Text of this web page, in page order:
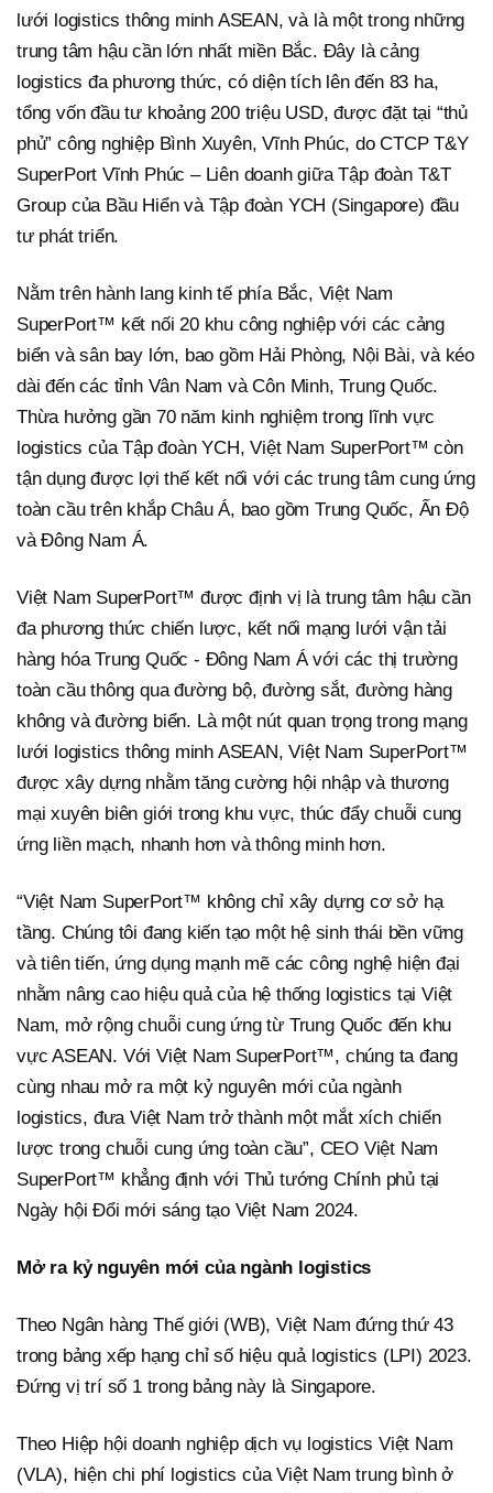
lưới logistics thông minh ASEAN, và là một trong những
trung tâm hậu cần lớn nhất miền Bắc. Đây là cảng
logistics đa phương thức, có diện tích lên đến 83 ha,
tổng vốn đầu tư khoảng 200 triệu USD, được đặt tại “thủ
phủ” công nghiệp Bình Xuyên, Vĩnh Phúc, do CTCP T&Y
SuperPort Vĩnh Phúc – Liên doanh giữa Tập đoàn T&T
Group của Bầu Hiển và Tập đoàn YCH (Singapore) đầu
tư phát triển.
Nằm trên hành lang kinh tế phía Bắc, Việt Nam
SuperPort™ kết nối 20 khu công nghiệp với các cảng
biển và sân bay lớn, bao gồm Hải Phòng, Nội Bài, và kéo
dài đến các tỉnh Vân Nam và Côn Minh, Trung Quốc.
Thừa hưởng gần 70 năm kinh nghiệm trong lĩnh vực
logistics của Tập đoàn YCH, Việt Nam SuperPort™ còn
tận dụng được lợi thế kết nối với các trung tâm cung ứng
toàn cầu trên khắp Châu Á, bao gồm Trung Quốc, Ấn Độ
và Đông Nam Á.
Việt Nam SuperPort™ được định vị là trung tâm hậu cần
đa phương thức chiến lược, kết nối mạng lưới vận tải
hàng hóa Trung Quốc - Đông Nam Á với các thị trường
toàn cầu thông qua đường bộ, đường sắt, đường hàng
không và đường biển. Là một nút quan trọng trong mạng
lưới logistics thông minh ASEAN, Việt Nam SuperPort™
được xây dựng nhằm tăng cường hội nhập và thương
mại xuyên biên giới trong khu vực, thúc đẩy chuỗi cung
ứng liền mạch, nhanh hơn và thông minh hơn.
“Việt Nam SuperPort™ không chỉ xây dựng cơ sở hạ
tầng. Chúng tôi đang kiến tạo một hệ sinh thái bền vững
và tiên tiến, ứng dụng mạnh mẽ các công nghệ hiện đại
nhằm nâng cao hiệu quả của hệ thống logistics tại Việt
Nam, mở rộng chuỗi cung ứng từ Trung Quốc đến khu
vực ASEAN. Với Việt Nam SuperPort™, chúng ta đang
cùng nhau mở ra một kỷ nguyên mới của ngành
logistics, đưa Việt Nam trở thành một mắt xích chiến
lược trong chuỗi cung ứng toàn cầu”, CEO Việt Nam
SuperPort™ khẳng định với Thủ tướng Chính phủ tại
Ngày hội Đổi mới sáng tạo Việt Nam 2024.
Mở ra kỷ nguyên mới của ngành logistics
Theo Ngân hàng Thế giới (WB), Việt Nam đứng thứ 43
trong bảng xếp hạng chỉ số hiệu quả logistics (LPI) 2023.
Đứng vị trí số 1 trong bảng này là Singapore.
Theo Hiệp hội doanh nghiệp dịch vụ logistics Việt Nam
(VLA), hiện chi phí logistics của Việt Nam trung bình ở